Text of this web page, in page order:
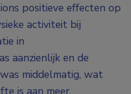
positieve effecten op
activiteit bij
in
aanzienlijk en de
middelmatig, wat
is aan meer